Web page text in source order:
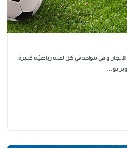
و هي تتواجد في كل لعبة رياضيّة كبيرة.
بو...